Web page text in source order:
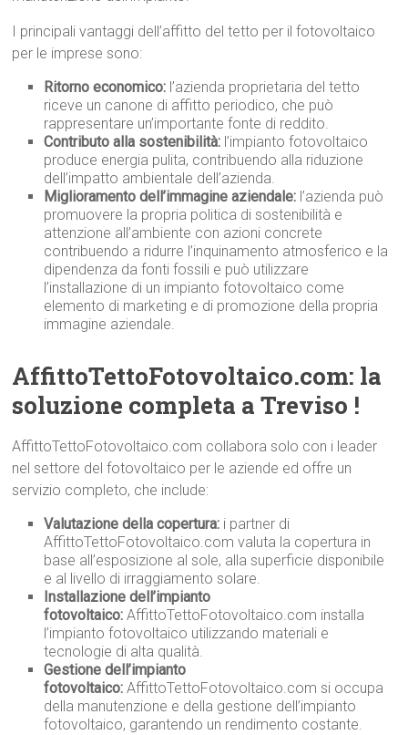
I principali vantaggi dell’affitto del tetto per il fotovoltaico
per le imprese sono:
Ritorno economico: l’azienda proprietaria del tetto
riceve un canone di affitto periodico, che può
rappresentare un’importante fonte di reddito.
Contributo alla sostenibilità: l’impianto fotovoltaico
produce energia pulita, contribuendo alla riduzione
dell’impatto ambientale dell’azienda.
Miglioramento dell’immagine aziendale: l’azienda può
promuovere la propria politica di sostenibilità e
attenzione all’ambiente con azioni concrete
contribuendo a ridurre l’inquinamento atmosferico e la
dipendenza da fonti fossili e può utilizzare
l’installazione di un impianto fotovoltaico come
elemento di marketing e di promozione della propria
immagine aziendale.
AffittoTettoFotovoltaico.com: la
soluzione completa a Treviso !
AffittoTettoFotovoltaico.com collabora solo con i leader
nel settore del fotovoltaico per le aziende ed offre un
servizio completo, che include:
Valutazione della copertura: i partner di
AffittoTettoFotovoltaico.com valuta la copertura in
base all’esposizione al sole, alla superficie disponibile
e al livello di irraggiamento solare.
Installazione dell’impianto
fotovoltaico: AffittoTettoFotovoltaico.com installa
l’impianto fotovoltaico utilizzando materiali e
tecnologie di alta qualità.
Gestione dell’impianto
fotovoltaico: AffittoTettoFotovoltaico.com si occupa
della manutenzione e della gestione dell’impianto
fotovoltaico, garantendo un rendimento costante.